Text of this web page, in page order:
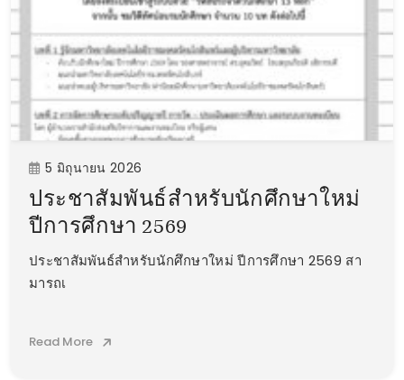
5 มิถุนายน 2026
ประชาสัมพันธ์สำหรับนักศึกษาใหม่
ปีการศึกษา 2569
ประชาสัมพันธ์สำหรับนักศึกษาใหม่ ปีการศึกษา 2569 สา
มารถเ
Read More